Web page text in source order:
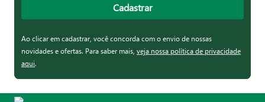
Cadastrar
Ao clicar em cadastrar, você concorda com o envio de nossas
novidades e ofertas. Para saber mais, veja nossa política de privacidade
aqui.